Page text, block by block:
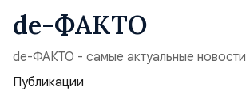
de-ФАКТО
de-ФАКТО - самые актуальные новости
Публикации